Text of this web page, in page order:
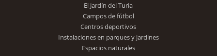
El Jardín del Turia
Campos de fútbol
Centros deportivos
Instalaciones en parques y jardines
Espacios naturales